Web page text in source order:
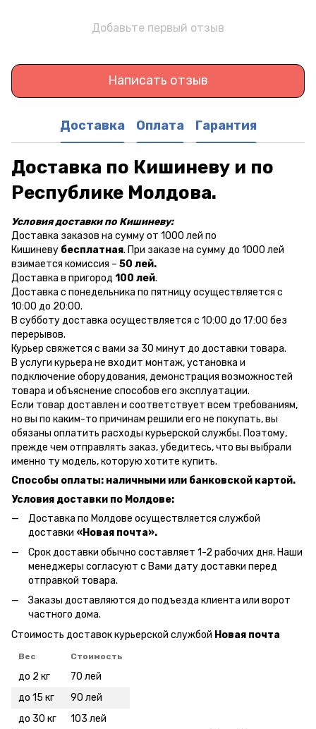
Добавьте первый отзыв
Написать отзыв
Доставка Оплата Гарантия
Доставка по Кишиневу и по
Республике Молдова.
Условия доставки по Кишиневу:
Доставка заказов на сумму от 1000 лей по
Кишиневу бесплатная. При заказе на сумму до 1000 лей
взимается комиссия – 50 лей.
Доставка в пригород 100 лей.
Доставка с понедельника по пятницу осуществляется с
10:00 до 20:00.
В субботу доставка осуществляется с 10:00 до 17:00 без
перерывов.
Курьер свяжется с вами за 30 минут до доставки товара.
В услуги курьера не входит монтаж, установка и
подключение оборудования, демонстрация возможностей
товара и объяснение способов его эксплуатации.
Если товар доставлен и соответствует всем требованиям,
но вы по каким-то причинам решили его не покупать, вы
обязаны оплатить расходы курьерской службы. Поэтому,
прежде чем отправлять заказ, убедитесь, что вы выбрали
именно ту модель, которую хотите купить.
Способы оплаты: наличными или банковской картой.
Условия доставки по Молдове:
Доставка по Молдове осуществляется службой
доставки «Новая почта».
Срок доставки обычно составляет 1-2 рабочих дня. Наши
менеджеры согласуют с Вами дату доставки перед
отправкой товара.
Заказы доставляются до подъезда клиента или ворот
частного дома.
Стоимость доставок курьерской службой Новая почта
Вес Стоимость
до 2 кг
70 лей
до 15 кг
90 лей
до 30 кг
103 лей